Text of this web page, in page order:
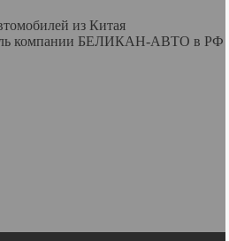
из Китая
компании БЕЛИКАН-АВТО в РФ